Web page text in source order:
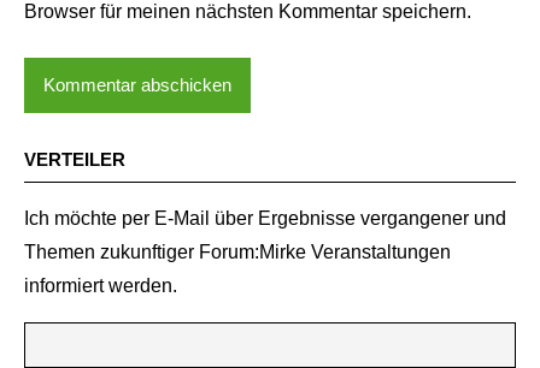
Browser für meinen nächsten Kommentar speichern.
VERTEILER
Ich möchte per E-Mail über Ergebnisse vergangener und
Themen zukunftiger Forum:Mirke Veranstaltungen
informiert werden.